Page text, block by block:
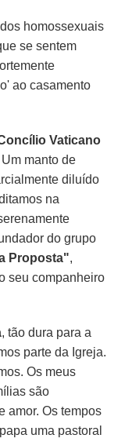
homossexuais
se sentem
ao casamento
Vaticano
manto de
diluído
na
do grupo
Proposta",
seu companheiro
, tão dura para a
parte da Igreja.
Os meus
são
amor. Os tempos
uma pastoral